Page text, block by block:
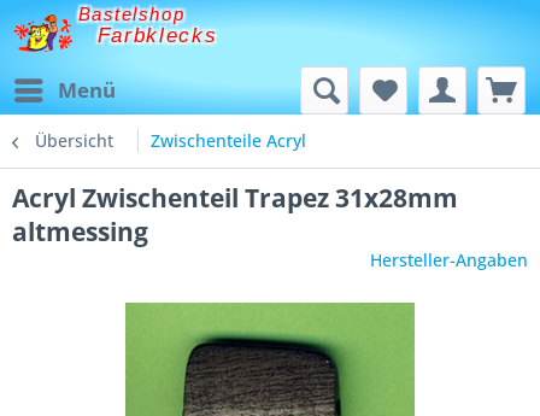
Bastelshop
Farbklecks
Menü
Übersicht Zwischenteile Acryl
Acryl Zwischenteil Trapez 31x28mm
altmessing
Hersteller-Angaben